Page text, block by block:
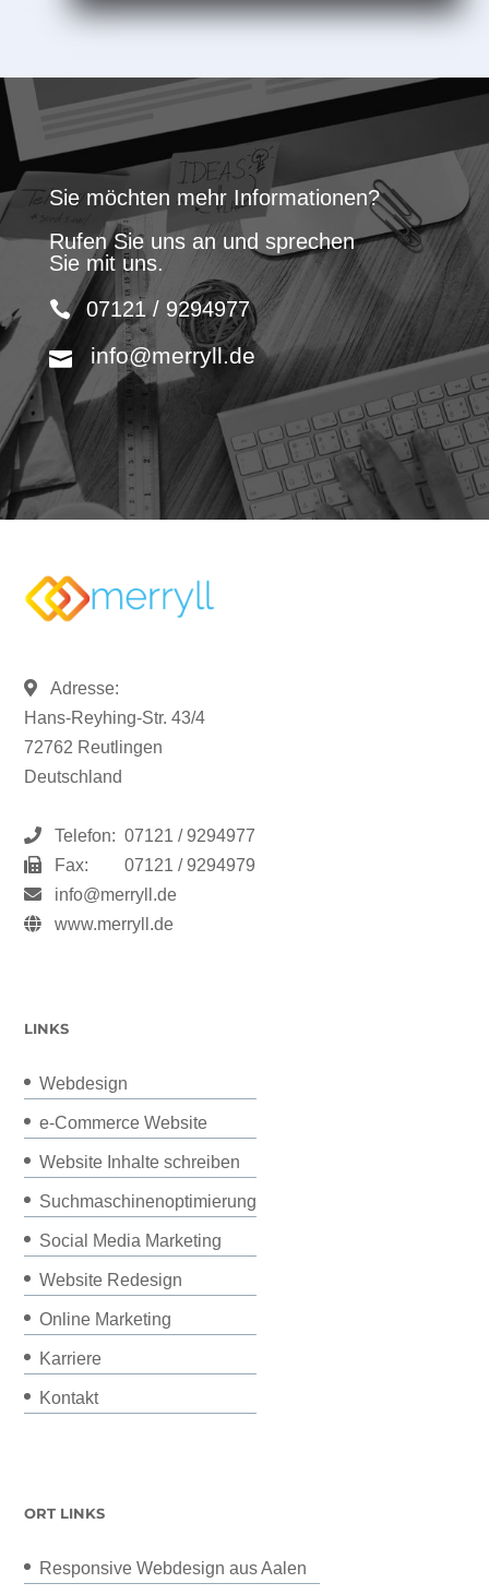
Sie möchten mehr Informationen?
Rufen Sie uns an und sprechen
Sie mit uns.
07121 / 9294977
info@merryll.de
Adresse:
Hans-Reyhing-Str. 43/4
72762 Reutlingen
Deutschland
Telefon: 07121 / 9294977
Fax:
07121 / 9294979
info@merryll.de
www.merryll.de
LINKS
Webdesign
e-Commerce Website
Website Inhalte schreiben
Suchmaschinenoptimierung
Social Media Marketing
Website Redesign
Online Marketing
Karriere
Kontakt
ORT LINKS
Responsive Webdesign aus Aalen